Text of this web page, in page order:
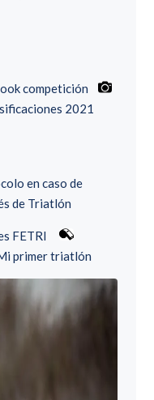
competición
2021
en caso de
de Triatlón
FETRI
primer triatlón